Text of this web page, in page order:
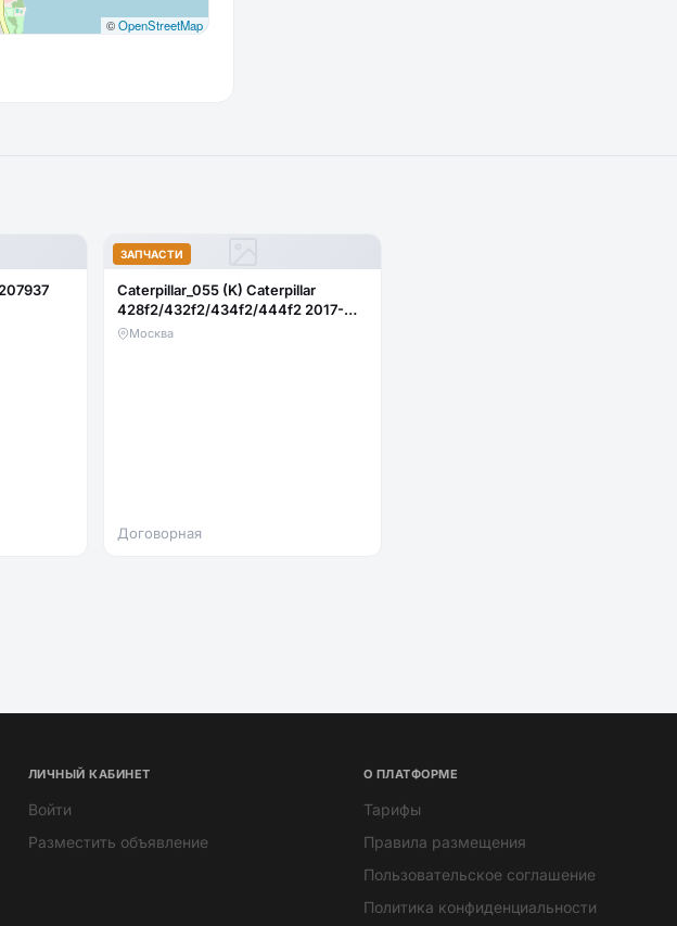
©OpenStreetMap
ЗАПЧАСТИ
Caterpillar_055 (K) Caterpillar
428f2/432f2/434f2/444f2 2017-
стекло лобовое нижнее правое
Москва
Договорная
ЛИЧНЫЙ КАБИНЕТ
Войти
Разместить объявление
О ПЛАТФОРМЕ
Тарифы
Правила размещения
Пользовательское соглашение
Политика конфиденциальности